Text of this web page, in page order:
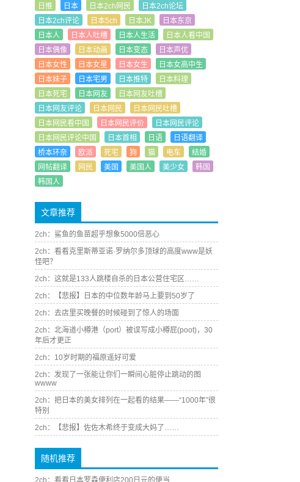
日推
日本 日本2ch网民
日本2ch论坛
日本2ch评论
日本5ch 日本JK
日本东京
日本人
日本人吐槽 日本人生活
日本人看中国
日本偶像
日本动画 日本变态
日本声优
日本女性
日本女星 日本女生
日本女高中生
日本妹子
日本宅男 日本推特
日本料理
日本死宅
日本网友
日本网友吐槽
日本网友评论
日本网民
日本网民吐槽
日本网民看中国
日本网民评价
日本网民评论
日本网民评论中国
日本首相 日语
日语翻译
桥本环奈
欧派 死宅 狗 猫 电车
结婚
网帖翻译
网民 美国 美国人 美少女
韩国
韩国人
文章推荐
2ch：鲨鱼的鱼苗超乎想象5000倍恶心
2ch：看看克里斯蒂亚诺·罗纳尔多顶球的高度www是妖
怪吧？
2ch：这就是133人跳楼自杀的日本公营住宅区……
2ch：【悲报】日本的中位数年龄马上要到50岁了
2ch：去店里买晚餐的时候碰到了惊人的场面
2ch：北海道小樽港（port）被误写成小樽屁(poot)，30
年后才更正
2ch：10岁时期的福原遥好可爱
2ch：发现了一张能让你们一瞬间心脏停止跳动的图
wwww
2ch：把日本的美女排列在一起看的结果——“1000年”很
特别
2ch：【悲报】佐佐木希终于变成大妈了……
随机推荐
2ch：看看日本罗森便利店200日元的便当